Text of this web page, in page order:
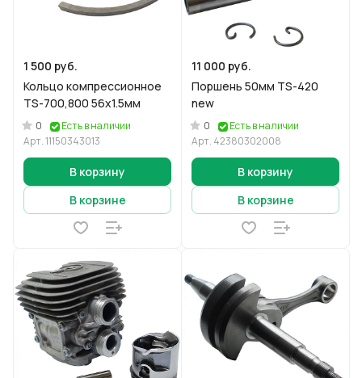
1 500 руб.
Кольцо компрессионное
TS-700,800 56x1.5мм
0
Есть в наличии
Арт.11150343013
В корзину
В корзине
11 000 руб.
Поршень 50мм TS-420
new
0
Есть в наличии
Арт. 42380302008
В корзину
В корзине